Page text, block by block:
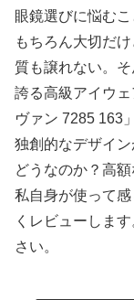
眼鏡選びに悩む
もちろん大切だ
質も譲れない。
誇る高級アイウ
ヴァン 7285 163
独創的なデザイ
どうなのか？高
私自身が使って
くレビューしま
さい。